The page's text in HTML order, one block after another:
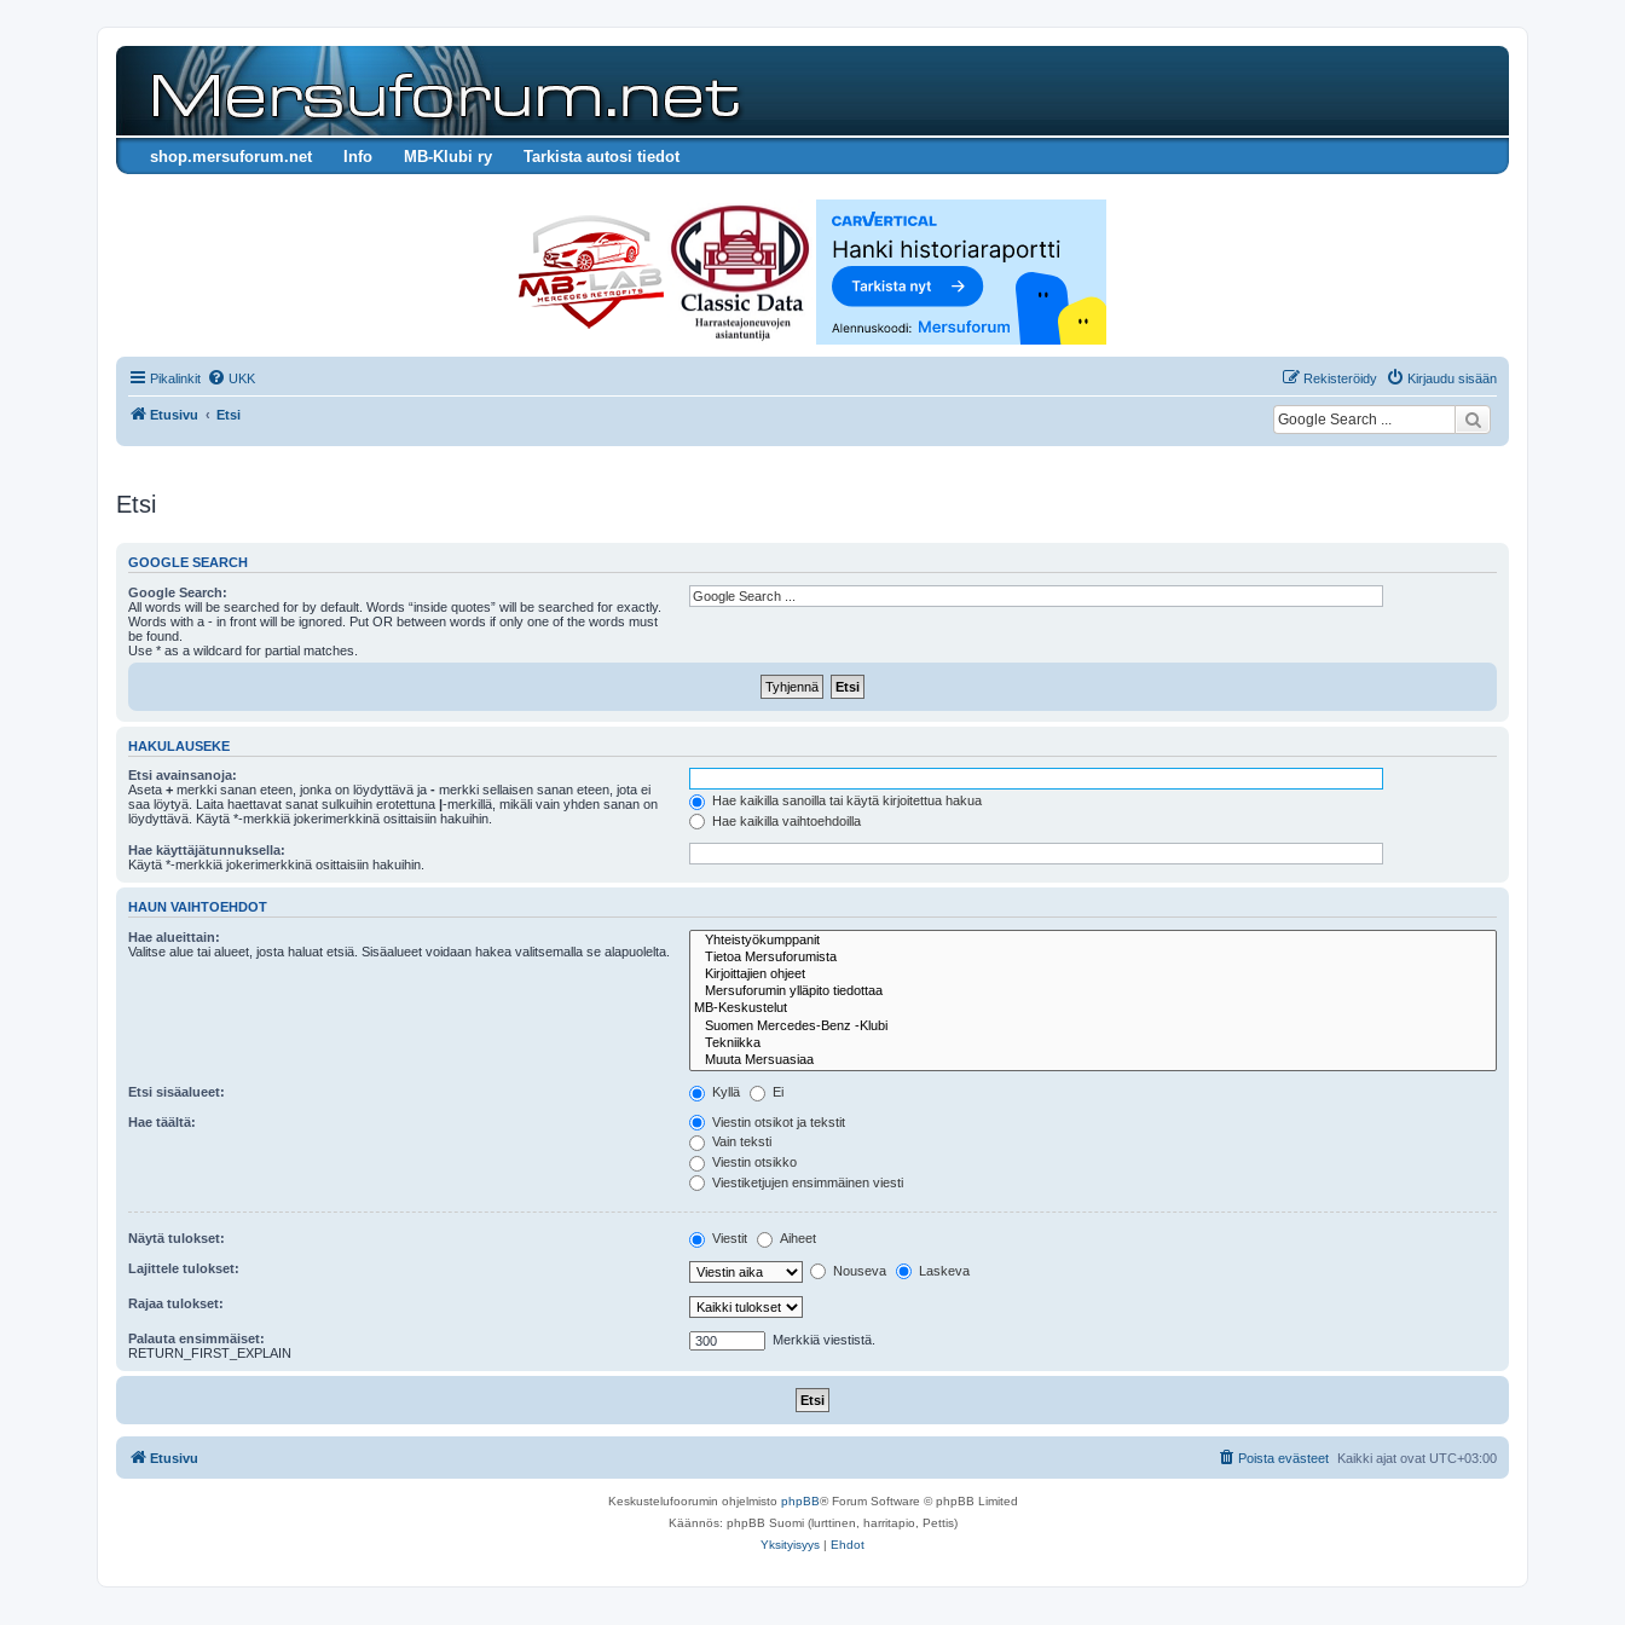
shop.mersuforum.net Info MB-Klubi ry Tarkista autosi tiedot
Pikalinkit UKK Kirjaudu sisään
Rekisteröidy
Etusivu Etsi
Etsi
GOOGLE SEARCH
Google Search:
All words will be searched for by default. Words “inside quotes” will be searched for exactly.
Words with a - in front will be ignored. Put OR between words if only one of the words must
be found.
Use * as a wildcard for partial matches.
HAKULAUSEKE
Etsi avainsanoja:
Aseta + merkki sanan eteen, jonka on löydyttävä ja - merkki sellaisen sanan eteen, jota ei
saa löytyä. Laita haettavat sanat sulkuihin erotettuna |-merkillä, mikäli vain yhden sanan on
löydyttävä. Käytä *-merkkiä jokerimerkkinä osittaisiin hakuihin.
Hae kaikilla sanoilla tai käytä kirjoitettua hakua
Hae kaikilla vaihtoehdoilla
Hae käyttäjätunnuksella:
Käytä *-merkkiä jokerimerkkinä osittaisiin hakuihin.
HAUN VAIHTOEHDOT
Hae alueittain:
Valitse alue tai alueet, josta haluat etsiä. Sisäalueet voidaan hakea valitsemalla se alapuolelta.
Etsi sisäalueet: Kyllä Ei
Hae täältä:
Viestin otsikot ja tekstit
Vain teksti
Viestin otsikko
Viestiketjujen ensimmäinen viesti
Näytä tulokset: Viestit Aiheet
Lajittele tulokset: Nouseva Laskeva
Rajaa tulokset:
Palauta ensimmäiset:
RETURN_FIRST_EXPLAIN
Merkkiä viestistä.
Etusivu Kaikki ajat ovat UTC+03:00
Poista evästeet
Keskustelufoorumin ohjelmisto phpBB® Forum Software © phpBB Limited
Käännös: phpBB Suomi (lurttinen, harritapio, Pettis)
Yksityisyys | Ehdot